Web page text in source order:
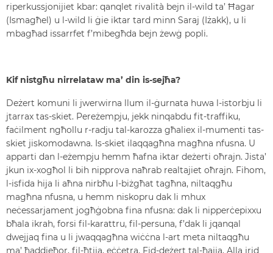
riperkussjonijiet kbar: qanqlet rivalità bejn il-wild ta’ Ħagar
(Ismagħel) u l-wild li ġie iktar tard minn Saraj (Iżakk), u li
mbagħad issarrfet f’mibegħda bejn żewġ popli.
Kif nistgħu nirrelataw ma’ din is-sejħa?
Deżert komuni li jwerwirna llum il-ġurnata huwa l-istorbju li
jtarrax tas-skiet. Pereżempju, jekk ninqabdu fit-traffiku,
faċilment ngħollu r-radju tal-karozza għaliex il-mumenti tas-
skiet jiskomodawna. Is-skiet ilaqqagħna magħna nfusna. U
apparti dan l-eżempju hemm ħafna iktar deżerti oħrajn. Jista’
jkun ix-xogħol li bih nipprova naħrab realtajiet oħrajn. Fihom,
l-isfida hija li aħna nirbħu l-biżgħat tagħna, niltaqgħu
magħna nfusna, u hemm niskopru dak li mhux
neċessarjament jogħġobna fina nfusna: dak li nipperċepixxu
bħala ikrah, forsi fil-karattru, fil-persuna, f’dak li jqanqal
dwejjaq fina u li jwaqqagħna wiċċna l-art meta niltaqgħu
ma’ ħaddieħor, fil-ħtija, eċċetra. Fid-deżert tal-ħajja, Alla jrid